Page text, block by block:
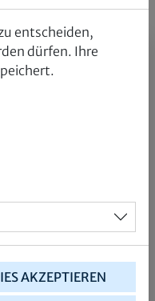
Straße).
entscheiden,
dürfen. Ihre
AKZEPTIEREN